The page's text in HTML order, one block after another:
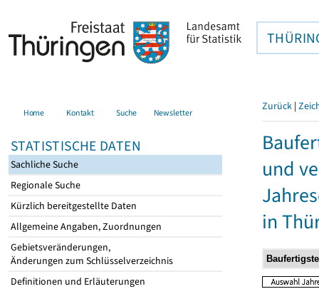
Home Kontakt Suche Newsletter
STATISTISCHE DATEN
Sachliche Suche
Regionale Suche
Kürzlich bereitgestellte Daten
Allgemeine Angaben, Zuordnungen
Gebietsveränderungen,
Änderungen zum Schlüsselverzeichnis
Definitionen und Erläuterungen
Zurück |
und
in